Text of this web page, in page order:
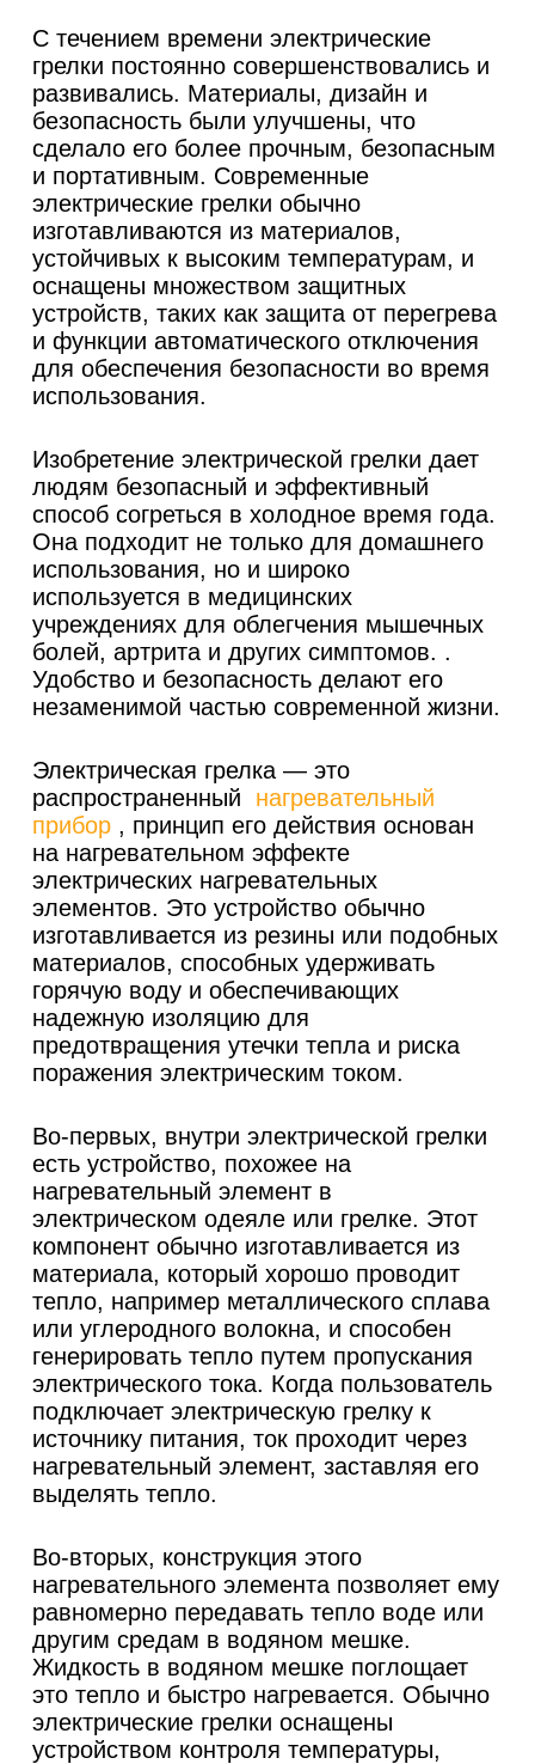
С течением времени электрические
грелки постоянно совершенствовались и
развивались. Материалы, дизайн и
безопасность были улучшены, что
сделало его более прочным, безопасным
и портативным. Современные
электрические грелки обычно
изготавливаются из материалов,
устойчивых к высоким температурам, и
оснащены множеством защитных
устройств, таких как защита от перегрева
и функции автоматического отключения
для обеспечения безопасности во время
использования.
Изобретение электрической грелки дает
людям безопасный и эффективный
способ согреться в холодное время года.
Она подходит не только для домашнего
использования, но и широко
используется в медицинских
учреждениях для облегчения мышечных
болей, артрита и других симптомов. .
Удобство и безопасность делают его
незаменимой частью современной жизни.
Электрическая грелка — это
распространенный нагревательный
прибор, принцип его действия основан
на нагревательном эффекте
электрических нагревательных
элементов. Это устройство обычно
изготавливается из резины или подобных
материалов, способных удерживать
горячую воду и обеспечивающих
надежную изоляцию для
предотвращения утечки тепла и риска
поражения электрическим током.
Во-первых, внутри электрической грелки
есть устройство, похожее на
нагревательный элемент в
электрическом одеяле или грелке. Этот
компонент обычно изготавливается из
материала, который хорошо проводит
тепло, например металлического сплава
или углеродного волокна, и способен
генерировать тепло путем пропускания
электрического тока. Когда пользователь
подключает электрическую грелку к
источнику питания, ток проходит через
нагревательный элемент, заставляя его
выделять тепло.
Во-вторых, конструкция этого
нагревательного элемента позволяет ему
равномерно передавать тепло воде или
другим средам в водяном мешке.
Жидкость в водяном мешке поглощает
это тепло и быстро нагревается. Обычно
электрические грелки оснащены
устройством контроля температуры,